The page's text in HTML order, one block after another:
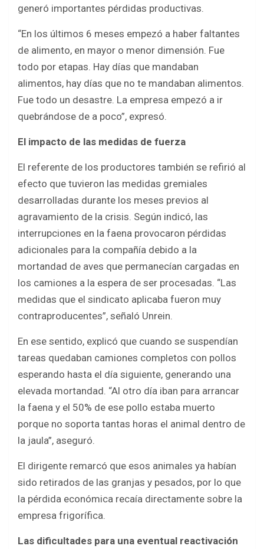
generó importantes pérdidas productivas.
“En los últimos 6 meses empezó a haber faltantes
de alimento, en mayor o menor dimensión. Fue
todo por etapas. Hay días que mandaban
alimentos, hay días que no te mandaban alimentos.
Fue todo un desastre. La empresa empezó a ir
quebrándose de a poco”, expresó.
El impacto de las medidas de fuerza
El referente de los productores también se refirió al
efecto que tuvieron las medidas gremiales
desarrolladas durante los meses previos al
agravamiento de la crisis. Según indicó, las
interrupciones en la faena provocaron pérdidas
adicionales para la compañía debido a la
mortandad de aves que permanecían cargadas en
los camiones a la espera de ser procesadas. “Las
medidas que el sindicato aplicaba fueron muy
contraproducentes”, señaló Unrein.
En ese sentido, explicó que cuando se suspendían
tareas quedaban camiones completos con pollos
esperando hasta el día siguiente, generando una
elevada mortandad. “Al otro día iban para arrancar
la faena y el 50% de ese pollo estaba muerto
porque no soporta tantas horas el animal dentro de
la jaula”, aseguró.
El dirigente remarcó que esos animales ya habían
sido retirados de las granjas y pesados, por lo que
la pérdida económica recaía directamente sobre la
empresa frigorífica.
Las dificultades para una eventual reactivación